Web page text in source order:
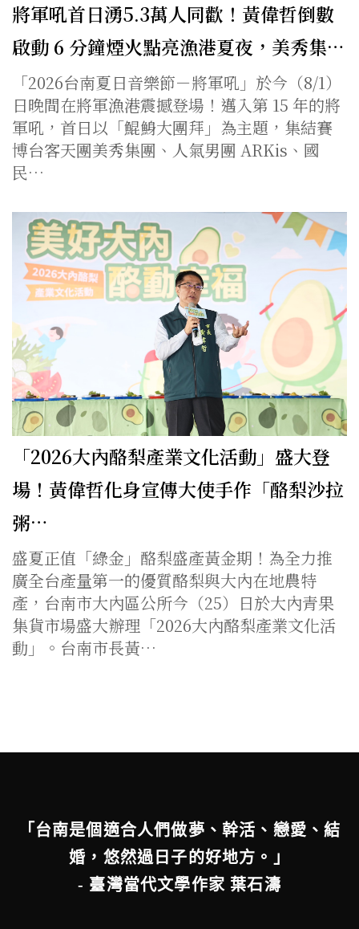
將軍吼首日湧5.3萬人同歡！黃偉哲倒數
啟動 6 分鐘煙火點亮漁港夏夜，美秀集…
「2026台南夏日音樂節－將軍吼」於今（8/1）
日晚間在將軍漁港震撼登場！邁入第 15 年的將
軍吼，首日以「鯤鯓大團拜」為主題，集結賽
博台客天團美秀集團、人氣男團 ARKis、國
民…
「2026大內酪梨產業文化活動」盛大登
場！黃偉哲化身宣傳大使手作「酪梨沙拉
粥…
盛夏正值「綠金」酪梨盛產黃金期！為全力推
廣全台產量第一的優質酪梨與大內在地農特
產，台南市大內區公所今（25）日於大內青果
集貨市場盛大辦理「2026大內酪梨產業文化活
動」。台南市長黃…
「台南是個適合人們做夢、幹活、戀愛、結
婚，悠然過日子的好地方。」
- 臺灣當代文學作家 葉石濤